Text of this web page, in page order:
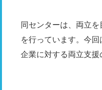
同センターは、両立
を行っています。今
企業に対する両立支